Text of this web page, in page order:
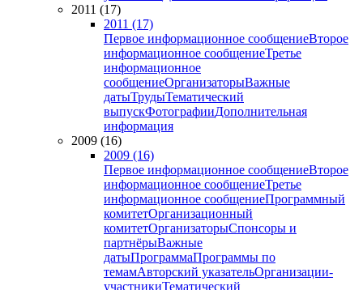
2011 (17)
2011 (17)
Первое информационное сообщениеВторое
информационное сообщениеТретье
информационное
сообщениеОрганизаторыВажные
датыТрудыТематический
выпускФотографииДополнительная
информация
2009 (16)
2009 (16)
Первое информационное сообщениеВторое
информационное сообщениеТретье
информационное сообщениеПрограммный
комитетОрганизационный
комитетОрганизаторыСпонсоры и
партнёрыВажные
датыПрограммаПрограммы по
темамАвторский указательОрганизации-
участникиТематический